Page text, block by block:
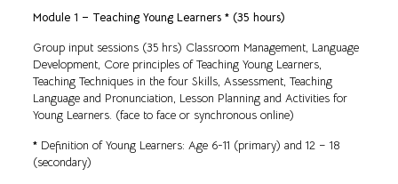
Module 1 – Teaching Young Learners * (35 hours)
Group input sessions (35 hrs) Classroom Management, Language
Development, Core principles of Teaching Young Learners,
Teaching Techniques in the four Skills, Assessment, Teaching
Language and Pronunciation, Lesson Planning and Activities for
Young Learners. (face to face or synchronous online)
* Definition of Young Learners: Age 6-11 (primary) and 12 – 18
(secondary)